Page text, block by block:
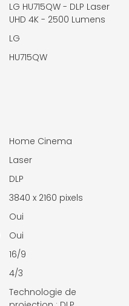
LG HU715QW - DLP Laser
UHD 4K - 2500 Lumens
LG
HU715QW
Home Cinema
Laser
DLP
3840 x 2160 pixels
Oui
Oui
16/9
4/3
Technologie de